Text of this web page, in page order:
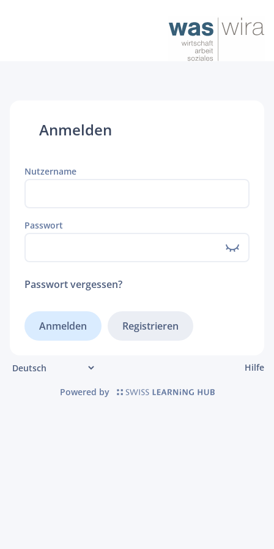
Anmelden
Nutzername
Passwort
Passwort vergessen?
Registrieren
Hilfe
Powered by